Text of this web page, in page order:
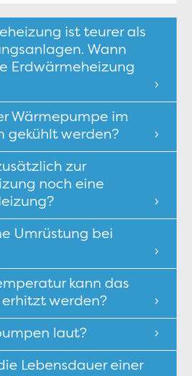
ist teurer als
Wann
Erdwärmeheizung
Wärmepumpe im
gekühlt werden?
zur
noch eine
Umrüstung bei
kann das
werden?
laut?
Lebensdauer einer